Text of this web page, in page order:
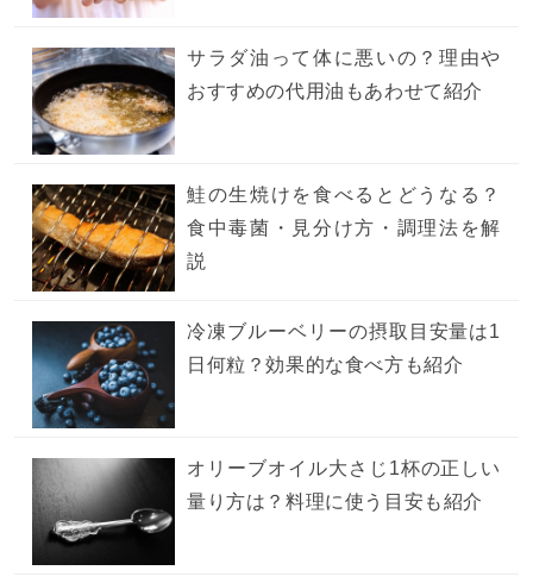
サラダ油って体に悪いの？理由や
おすすめの代用油もあわせて紹介
鮭の生焼けを食べるとどうなる？
食中毒菌・見分け方・調理法を解
説
冷凍ブルーベリーの摂取目安量は1
日何粒？効果的な食べ方も紹介
オリーブオイル大さじ1杯の正しい
量り方は？料理に使う目安も紹介